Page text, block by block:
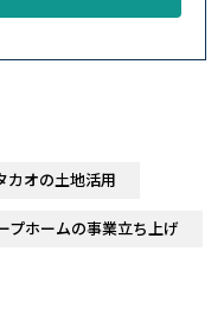
カオの土地活用
プホームの事業立ち上げ